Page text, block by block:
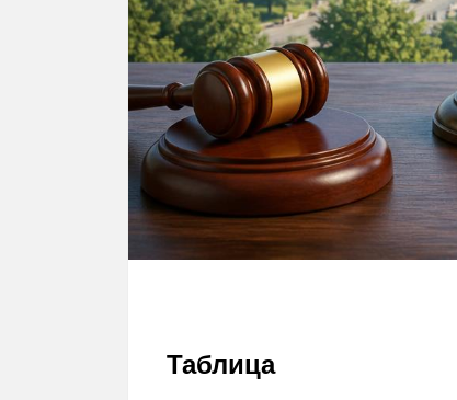
Таблица